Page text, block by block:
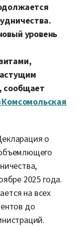
уровень
сообщает
о
2025 года.
на всех
до